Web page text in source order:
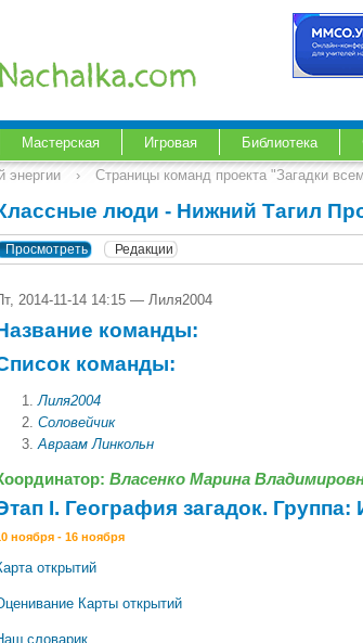
Мастерская Игровая Библиотека
энергии › Страницы команд проекта "Загадки
люди - Нижний Тагил
Просмотреть Редакции
2014-11-14 14:15 — Лиля2004
команды:
команды:
Лиля2004
Соловейчик
Авраам Линкольн
Власенко Марина
I. География загадок.
ноября - 16 ноября
открытий
Карты открытий
словарик